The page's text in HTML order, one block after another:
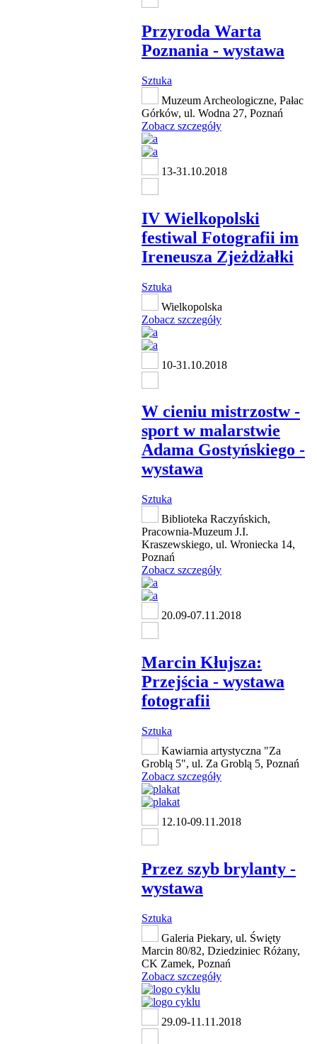
Przyroda Warta
Poznania - wystawa
Sztuka
Muzeum Archeologiczne, Pałac
Górków, ul. Wodna 27, Poznań
Zobacz szczegóły
13-31.10.2018
IV Wielkopolski
festiwal Fotografii im
Ireneusza Zjeżdżałki
Sztuka
Wielkopolska
Zobacz szczegóły
10-31.10.2018
W cieniu mistrzostw -
sport w malarstwie
Adama Gostyńskiego -
wystawa
Sztuka
Biblioteka Raczyńskich,
Pracownia-Muzeum J.I.
Kraszewskiego, ul. Wroniecka 14,
Poznań
Zobacz szczegóły
20.09-07.11.2018
Marcin Kłujsza:
Przejścia - wystawa
fotografii
Sztuka
Kawiarnia artystyczna "Za
Groblą 5", ul. Za Groblą 5, Poznań
Zobacz szczegóły
12.10-09.11.2018
Przez szyb brylanty -
wystawa
Sztuka
Galeria Piekary, ul. Święty
Marcin 80/82, Dziedziniec Różany,
CK Zamek, Poznań
Zobacz szczegóły
29.09-11.11.2018